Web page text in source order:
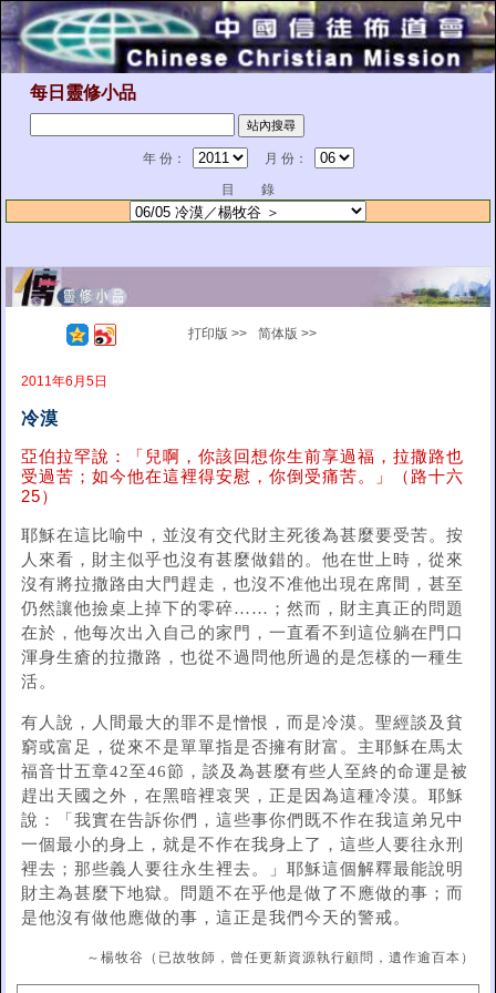
每日靈修小品
年 份：
月 份：
目 錄
打印版 >> 简体版 >>
2011年6月5日
冷漠
亞伯拉罕說：「兒啊，你該回想你生前享過福，拉撒路也
受過苦；如今他在這裡得安慰，你倒受痛苦。」（路十六
25）
耶穌在這比喻中，並沒有交代財主死後為甚麼要受苦。按
人來看，財主似乎也沒有甚麼做錯的。他在世上時，從來
沒有將拉撒路由大門趕走，也沒不准他出現在席間，甚至
仍然讓他撿桌上掉下的零碎……；然而，財主真正的問題
在於，他每次出入自己的家門，一直看不到這位躺在門口
渾身生瘡的拉撒路，也從不過問他所過的是怎樣的一種生
活。
有人說，人間最大的罪不是憎恨，而是冷漠。聖經談及貧
窮或富足，從來不是單單指是否擁有財富。主耶穌在馬太
福音廿五章42至46節，談及為甚麼有些人至終的命運是被
趕出天國之外，在黑暗裡哀哭，正是因為這種冷漠。耶穌
說：「我實在告訴你們，這些事你們既不作在我這弟兄中
一個最小的身上，就是不作在我身上了，這些人要往永刑
裡去；那些義人要往永生裡去。」耶穌這個解釋最能說明
財主為甚麼下地獄。問題不在乎他是做了不應做的事；而
是他沒有做他應做的事，這正是我們今天的警戒。
～楊牧谷（已故牧師，曾任更新資源執行顧問，遺作逾百本）